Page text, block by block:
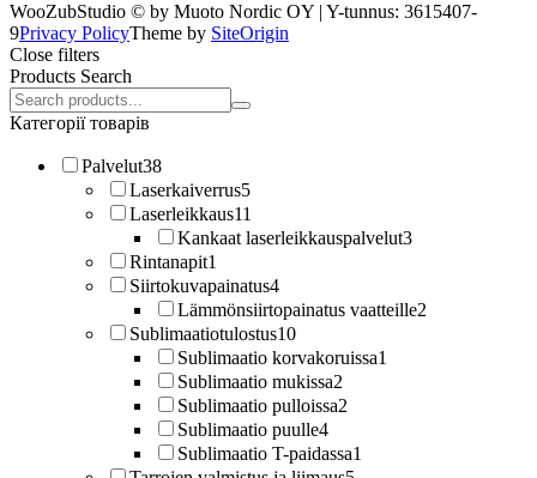
WooZubStudio © by Muoto Nordic OY | Y-tunnus: 3615407-
9Privacy PolicyTheme by SiteOrigin
Close filters
Products Search
Search
products:
Категорії товарів
Palvelut38
Laserkaiverrus5
Laserleikkaus11
Kankaat laserleikkauspalvelut3
Rintanapit1
Siirtokuvapainatus4
Lämmönsiirtopainatus vaatteille2
Sublimaatiotulostus10
Sublimaatio korvakoruissa1
Sublimaatio mukissa2
Sublimaatio pulloissa2
Sublimaatio puulle4
Sublimaatio T-paidassa1